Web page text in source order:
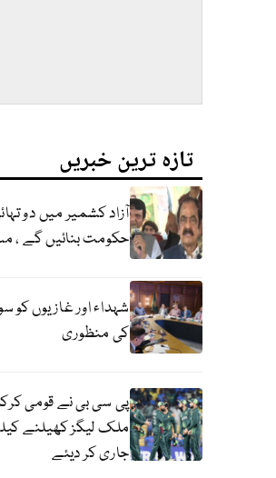
تازہ ترین خبریں
آزاد کشمیر میں دو
حکومت بنائیں گے ،
شہداء اور غازیوں کو
کی منظوری
پی سی بی نے قومی
ملک لیگز کھیلنے
جاری کر دیئے